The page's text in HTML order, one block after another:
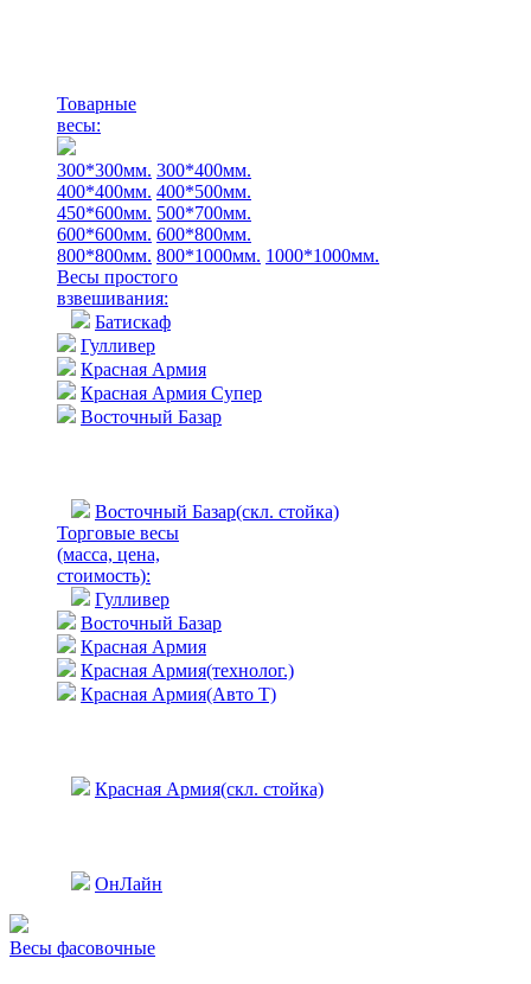
Товарные
весы:
300*300мм. 300*400мм.
400*400мм. 400*500мм.
450*600мм. 500*700мм.
600*600мм. 600*800мм.
800*800мм. 800*1000мм. 1000*1000мм.
Весы простого
взвешивания:
Батискаф
Гулливер
Красная Армия
Красная Армия Супер
Восточный Базар
Восточный Базар(скл. стойка)
Торговые весы
(масса, цена,
стоимость):
Гулливер
Восточный Базар
Красная Армия
Красная Армия(технолог.)
Красная Армия(Авто Т)
Красная Армия(скл. стойка)
ОнЛайн
Весы фасовочные